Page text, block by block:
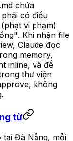
chứa
có điều
vi phạm)
. Khi nhận file
Claude đọc
memory,
inline, và đề
thư viện
không
từ
tại Đà Nẵng, mỗi